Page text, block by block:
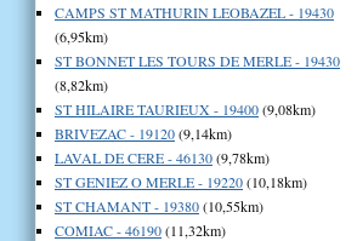
CAMPS ST MATHURIN LEOBAZEL - 19430
(6,95km)
ST BONNET LES TOURS DE MERLE - 19430
(8,82km)
ST HILAIRE TAURIEUX - 19400(9,08km)
BRIVEZAC - 19120(9,14km)
LAVAL DE CERE - 46130(9,78km)
ST GENIEZ O MERLE - 19220(10,18km)
ST CHAMANT - 19380(10,55km)
COMIAC - 46190(11,32km)